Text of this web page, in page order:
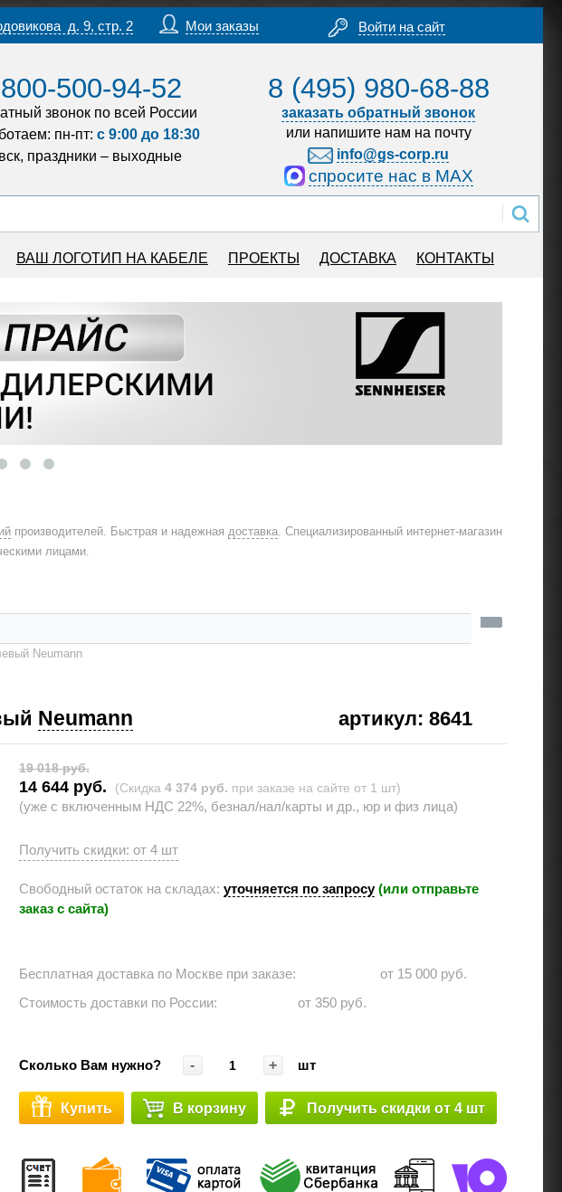
д. 9, стр. 2 Мои заказы Войти на сайт
500-94-52
звонок по всей России
пн-пт: с 9:00 до 18:30
праздники – выходные
8 (495) 980-68-88
заказать обратный звонок
или напишите нам на почту
info@gs-corp.ru
спросите нас в MAX
ВАШ ЛОГОТИП НА КАБЕЛЕ ПРОЕКТЫ ДОСТАВКА КОНТАКТЫ
производителей. Быстрая и надежная доставка. Специализированный интернет-магазин
лицами.
Neumann
Neumann артикул: 8641
19 018 руб.
14 644 руб. (Скидка 4 374 руб. при заказе на сайте от 1 шт)
(уже с включенным НДС 22%, безнал/нал/карты и др., юр и физ лица)
Получить скидки: от 4 шт
Свободный остаток на складах: уточняется по запросу(или отправьте
заказ с сайта)
Бесплатная доставка по Москве при заказе: ⠀⠀⠀⠀
от 15 000 руб.
Стоимость доставки по России:⠀⠀⠀⠀
от 350 руб.
Сколько Вам нужно? - + шт
Купить В корзину Получить скидки от 4 шт